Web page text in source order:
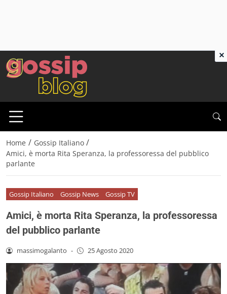
Home / Gossip Italiano /
Amici, è morta Rita Speranza, la professoressa del pubblico
parlante
Gossip Italiano Gossip News Gossip TV
Amici, è morta Rita Speranza, la professoressa
del pubblico parlante
massimogalanto - 25 Agosto 2020
×